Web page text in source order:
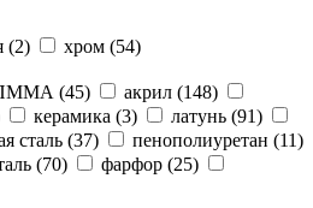
(2) хром (54)
(45) акрил (148)
керамика (3) латунь (91)
сталь (37) пенополиуретан (11)
(70) фарфор (25)